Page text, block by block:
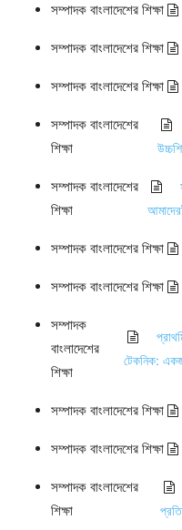
সম্পাদক বাংলাদেশের শিক্ষা
সম্পাদক বাংলাদেশের শিক্ষা
সম্পাদক বাংলাদেশের শিক্ষা
সম্পাদক বাংলাদেশের
শিক্ষা
সম্পাদক বাংলাদেশের
শিক্ষা
সম্পাদক বাংলাদেশের শিক্ষা
সম্পাদক বাংলাদেশের শিক্ষা
সম্পাদক
বাংলাদেশের
শিক্ষা
টেকনিক:
সম্পাদক বাংলাদেশের শিক্ষা
সম্পাদক বাংলাদেশের শিক্ষা
সম্পাদক বাংলাদেশের
শিক্ষা